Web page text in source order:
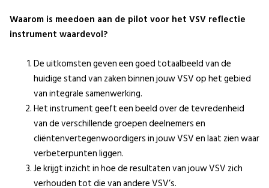
Waarom is meedoen aan de pilot voor het VSV reflectie
instrument waardevol?
De uitkomsten geven een goed totaalbeeld van de
huidige stand van zaken binnen jouw VSV op het gebied
van integrale samenwerking.
Het instrument geeft een beeld over de tevredenheid
van de verschillende groepen deelnemers en
cliëntenvertegenwoordigers in jouw VSV en laat zien waar
verbeterpunten liggen.
Je krijgt inzicht in hoe de resultaten van jouw VSV zich
verhouden tot die van andere VSV’s.